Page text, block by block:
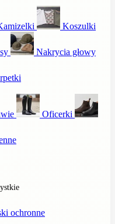
Koszulki
Nakrycia głowy
Oficerki
ochronne